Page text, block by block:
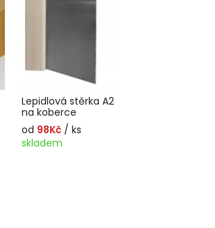
Lepidlová stěrka A2
na koberce
od 98Kč / ks
skladem